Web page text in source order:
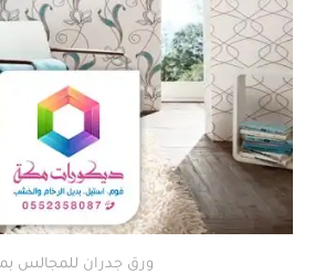
ورق جدران للمجالس